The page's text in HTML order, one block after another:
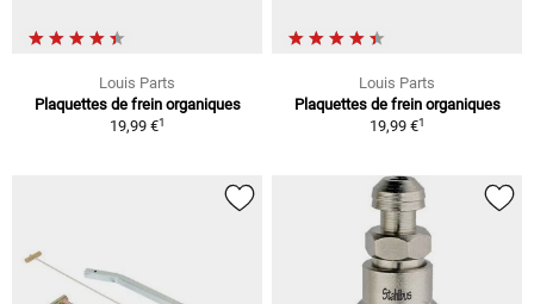
Louis Parts
Plaquettes de frein organiques
19,99 €1
Louis Parts
Plaquettes de frein organiques
19,99 €1